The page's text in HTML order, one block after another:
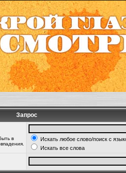
Запрос
в
Искать любое слово/поиск с
Искать все слова